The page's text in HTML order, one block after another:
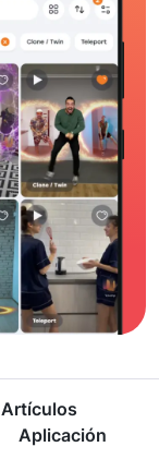
Artículos
Aplicación